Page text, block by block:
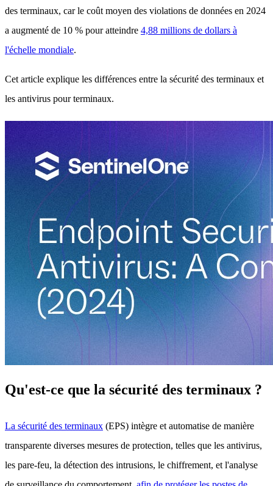
des terminaux, car le coût moyen des violations de données en 2024
a augmenté de 10 % pour atteindre 4,88 millions de dollars à
l'échelle mondiale.
Cet article explique les différences entre la sécurité des terminaux et
les antivirus pour terminaux.
Qu'est-ce que la sécurité des terminaux ?
La sécurité des terminaux (EPS) intègre et automatise de manière
transparente diverses mesures de protection, telles que les antivirus,
les pare-feu, la détection des intrusions, le chiffrement, et l'analyse